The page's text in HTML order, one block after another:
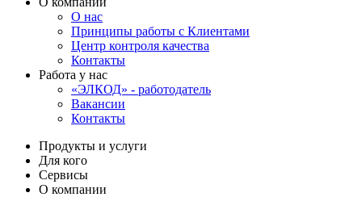
О нас
Принципы работы с Клиентами
Центр контроля качества
Контакты
Работа у нас
«ЭЛКОД» - работодатель
Вакансии
Контакты
Продукты и услуги
Для кого
Сервисы
О компании